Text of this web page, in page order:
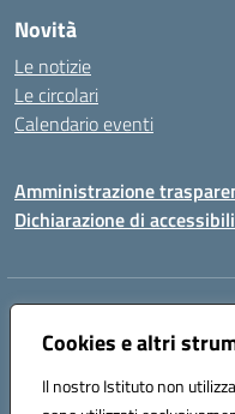
Cookies e altri
Il nostro Istituto non
Novità
Le notizie
Le circolari
Calendario eventi
Amministrazione
Dichiarazione di
Indirizzo:
Centralino:0923993485
Codice fiscale: 91039050819